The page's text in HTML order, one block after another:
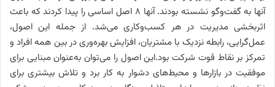
آنها به گفت‌وگو نشسته بودند. آنها ۸ اصل اساسی را پیدا کردند که باعث
اثربخشی مدیریت در هر کسب‌وکاری می‌شد. از جمله این اصول،
عمل‌گرایی، رابطه نزدیک با مشتریان، افزایش بهره‌وری در بین همه افراد و
تمرکز بر نقاط قوت شرکت بود.این اصول را می‌توان به‌عنوان مبنایی برای
موفقیت در بازارها و محیط‌های دشوار به کار برد و تلاش بیشتری برای